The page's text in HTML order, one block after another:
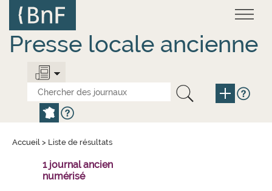
contenu
principal
Presse locale ancienne
Accueil > Liste de résultats
1 journal ancien
numérisé
Panneau de gestion des cookies